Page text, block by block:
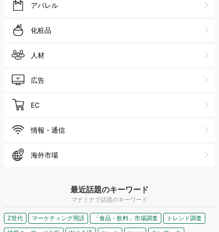
アパレル
化粧品
人材
広告
EC
情報・通信
海外市場
最近話題のキーワード
マナミナで話題のキーワード
Z世代 マーケティング用語 「食品・飲料」市場調査
トレンド調査